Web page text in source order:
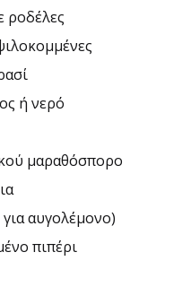
ροδέλες
ή νερό
μαραθόσπορο
αυγολέμονο)
πιπέρι